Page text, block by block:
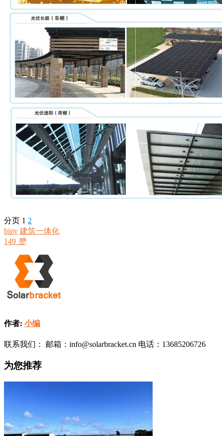
分页 1 2
bipv 建筑一体化
149 赞
作者: 小编
联系我们： 邮箱：info@solarbracket.cn 电话：13685206726
为您推荐